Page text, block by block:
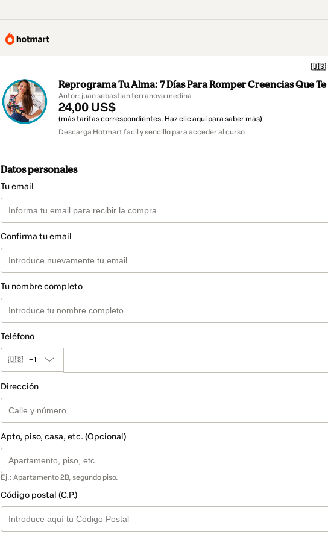
🇺🇸
Reprograma Tu Alma: 7 Días Para Romper Creencias Que
Autor: juan sebastian terranova medina
24,00 US$
(más tarifas correspondientes. Haz clic aquí para saber más)
Descarga Hotmart facil y sencillo para acceder al curso
Datos personales
Tu email
Confirma tu email
Tu nombre completo
Teléfono
🇺🇸 +1
Dirección
Apto, piso, casa, etc. (Opcional)
Ej.: Apartamento 2B, segundo piso.
Código postal (C.P.)